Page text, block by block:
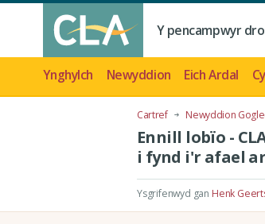
Y pencampwyr
Ynghylch Newyddion Eich Ardal
Cartref Newyddion
Ennill lobïo -
i fynd i'r afael
Ysgrifenwyd gan Henk